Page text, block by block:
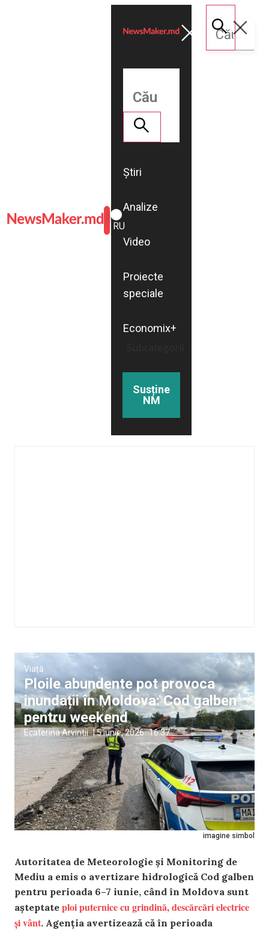
ROMÂNĂ
RU
Știri
Analize
Video
Proiecte
speciale
Economix+
Susține
NM
imagine simbol
Viață
Ploile abundente pot provoca
inundații în Moldova: Cod galben
pentru weekend
Ecaterina Arvintii |5 iunie, 2026 16:37
Autoritatea de Meteorologie și Monitoring de
Mediu a emis o avertizare hidrologică Cod galben
pentru perioada 6–7 iunie, când în Moldova sunt
așteptate ploi puternice cu grindină, descărcări electrice
și vânt. Agenția avertizează că în perioada